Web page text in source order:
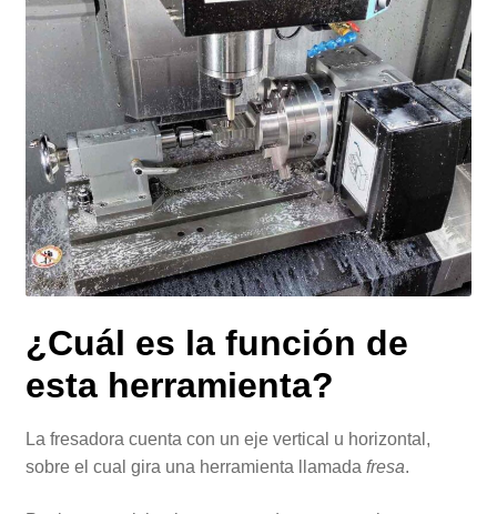
¿Cuál es la función de
esta herramienta?
La fresadora cuenta con un eje vertical u horizontal,
sobre el cual gira una herramienta llamada fresa.